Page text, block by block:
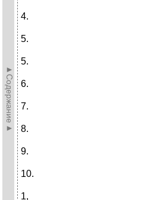
►Содержание►
4.
5.
5.
6.
7.
8.
9.
10.
1,